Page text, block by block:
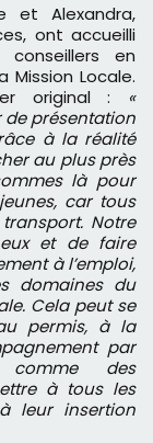
et Alexandra,
ont accueilli
en
Locale.
original : «
de présentation
à la réalité
au plus près
là pour
car tous
Notre
et de faire
à l’emploi,
domaines du
Cela peut se
permis, à la
par
des
à tous les
leur insertion